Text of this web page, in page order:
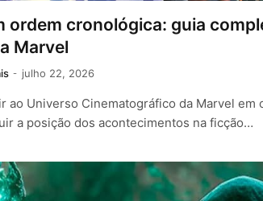
ordem cronológica: guia
Marvel
julho 22, 2026
ao Universo Cinematográfico da Marvel em
a posição dos acontecimentos na ficção…